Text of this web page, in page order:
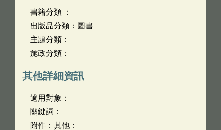
書籍分類 ：
出版品分類：圖書
主題分類：
施政分類：
其他詳細資訊
適用對象：
關鍵詞：
附件：其他：